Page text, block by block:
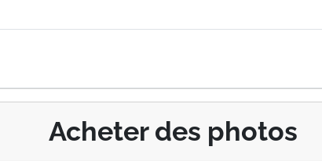
Acheter des photos